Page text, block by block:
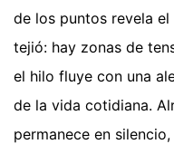
de los puntos revela
tejió: hay zonas de
el hilo fluye con una
de la vida cotidiana.
permanece en